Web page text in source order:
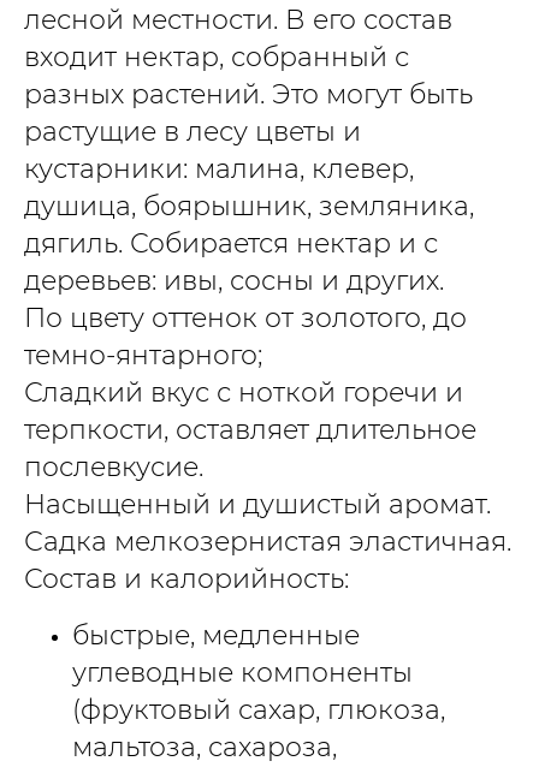
лесной местности. В его состав
входит нектар, собранный с
разных растений. Это могут быть
растущие в лесу цветы и
кустарники: малина, клевер,
душица, боярышник, земляника,
дягиль. Собирается нектар и с
деревьев: ивы, сосны и других.
По цвету оттенок от золотого, до
темно-янтарного;
Сладкий вкус с ноткой горечи и
терпкости, оставляет длительное
послевкусие.
Насыщенный и душистый аромат.
Садка мелкозернистая эластичная.
Состав и калорийность:
быстрые, медленные
углеводные компоненты
(фруктовый сахар, глюкоза,
мальтоза, сахароза,